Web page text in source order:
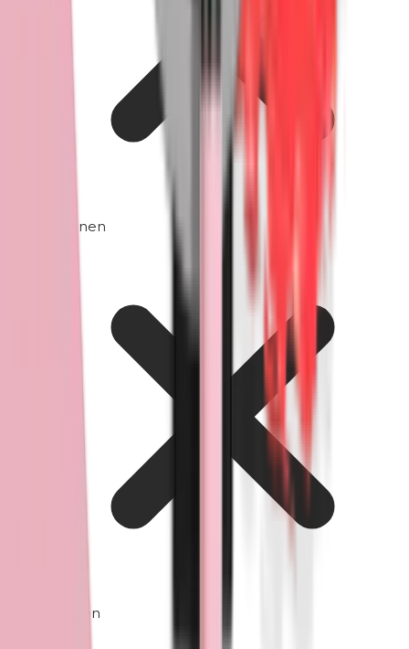
Siliconen
Tolueen